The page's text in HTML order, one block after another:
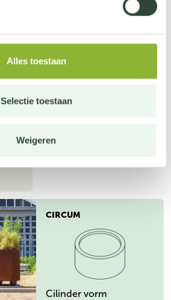
Alles toestaan
Selectie toestaan
Weigeren
Voor elke buitenruimte
CIRCUM
Cilinder vorm